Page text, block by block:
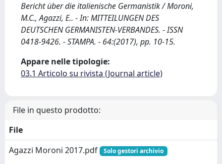
Bericht über die italienische Germanistik / Moroni,
M.C., Agazzi, E.. - In: MITTEILUNGEN DES
DEUTSCHEN GERMANISTEN-VERBANDES. - ISSN
0418-9426. - STAMPA. - 64:(2017), pp. 10-15.
Appare nelle tipologie:
03.1 Articolo su rivista (Journal article)
File in questo prodotto:
File
Agazzi Moroni 2017.pdf
Solo gestori archivio